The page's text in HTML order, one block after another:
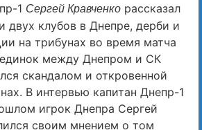
1 Сергей Кравченко рассказал
двух клубов в Днепре, дерби и
на трибунах во время матча
между Днепром и СК
скандалом и откровенной
В интервью капитан Днепр-1
игрок Днепра Сергей
своим мнением о том